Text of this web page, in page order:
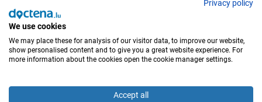
Privacy policy
We use cookies
We may place these for analysis of our visitor data, to improve our website,
show personalised content and to give you a great website experience. For
more information about the cookies open the cookie manager settings.
Accept all